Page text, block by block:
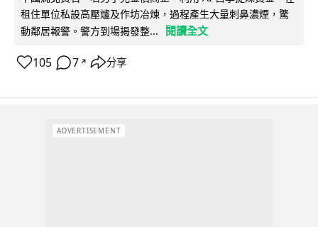
租住單位私設高壓爐及作坊冶煉，過程產生大量刺鼻濃煙，驚
動鄰居報警。警方到場揭發整...
閱讀全文
105 7 ↗ 分享
ADVERTISEMENT